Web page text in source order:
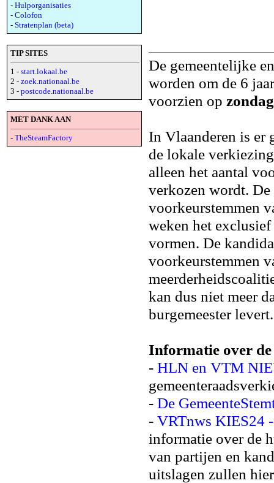
- Hulporganisaties
- Colofon
- Stratenplan (beta)
TIP SITES
1 - start.lokaal.be
2 - zoek.nationaal.be
3 - postcode.nationaal.be
MET DANK AAN
- TheSteamFactory
De gemeentelijke
worden om de 6
voorzien op
In Vlaanderen is er
de lokale
alleen het aantal
verkozen wordt. De
voorkeurstemmen
weken het
vormen. De
voorkeurstemmen
kan dus niet meer
burgemeester
Informatie over
- HLN en VTM
- De
- VRTnws KIES24
informatie over de
van partijen en
uitslagen zullen